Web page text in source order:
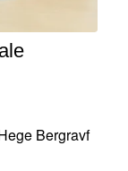
Bergravf